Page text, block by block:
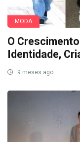
MODA
O
Identidade,
9 meses ago